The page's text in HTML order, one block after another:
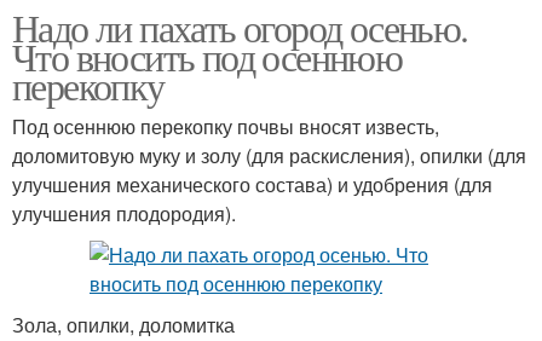
Надо ли пахать огород осенью.
Что вносить под осеннюю
перекопку
Под осеннюю перекопку почвы вносят известь,
доломитовую муку и золу (для раскисления), опилки (для
улучшения механического состава) и удобрения (для
улучшения плодородия).
Зола, опилки, доломитка